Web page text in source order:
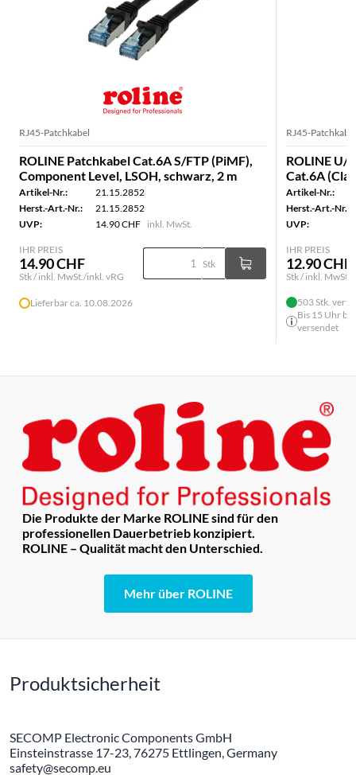
RJ45-Patchkabel
ROLINE Patchkabel Cat.6A S/FTP (PiMF),
Component Level, LSOH, schwarz, 2 m
Artikel-Nr.:
21.15.2852
Herst.-Art.-Nr.:
21.15.2852
UVP:
14.90 CHF inkl. MwSt.
IHR PREIS
14.90 CHF
Stk / inkl. MwSt./inkl. vRG
Stk
Lieferbar ca. 10.08.2026
RJ45-Patchkabel
ROLINE U/
Cat.6A
Artikel-Nr.:
Herst.-Art.-Nr.:
UVP:
IHR PREIS
12.90 CHF
Stk / inkl.
503 Stk.
Bis 15 Uhr
versendet
Die Produkte der Marke ROLINE sind für den
professionellen Dauerbetrieb konzipiert.
ROLINE – Qualität macht den Unterschied.
Mehr über ROLINE
Produktsicherheit
SECOMP Electronic Components GmbH
Einsteinstrasse 17-23, 76275 Ettlingen, Germany
safety@secomp.eu